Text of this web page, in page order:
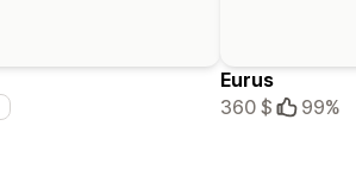
Eurus
360 $
99%